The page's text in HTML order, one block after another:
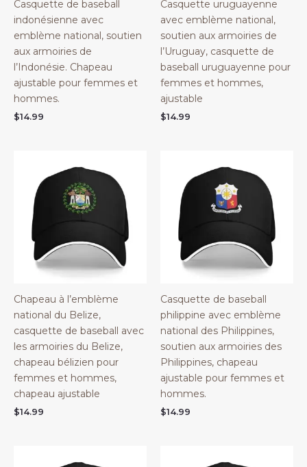
Casquette de baseball
indonésienne avec
emblème national, soutien
aux armoiries de
l’Indonésie. Chapeau
ajustable pour femmes et
hommes.
$14.99
Casquette uruguayenne
avec emblème national,
soutien aux armoiries de
l’Uruguay, casquette de
baseball uruguayenne pour
femmes et hommes,
ajustable
$14.99
Chapeau à l’emblème
national du Belize,
casquette de baseball avec
les armoiries du Belize,
chapeau bélizien pour
femmes et hommes,
chapeau ajustable
$14.99
Casquette de baseball
philippine avec emblème
national des Philippines,
soutien aux armoiries des
Philippines, chapeau
ajustable pour femmes et
hommes.
$14.99